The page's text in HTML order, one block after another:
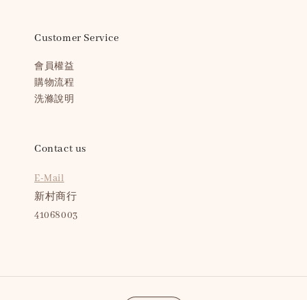
Customer Service
會員權益
購物流程
洗滌說明
Contact us
E-Mail
新村商行
41068003